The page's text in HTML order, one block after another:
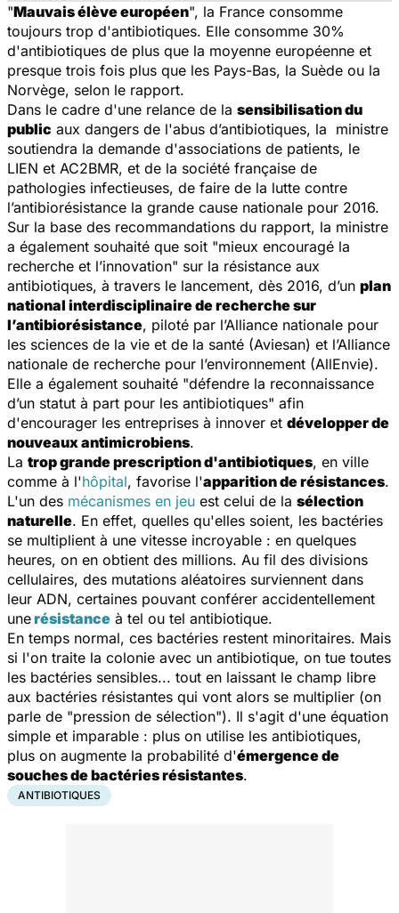
"Mauvais élève européen", la France consomme
toujours trop d'antibiotiques. Elle consomme 30%
d'antibiotiques de plus que la moyenne européenne et
presque trois fois plus que les Pays-Bas, la Suède ou la
Norvège, selon le rapport.
Dans le cadre d'une relance de la sensibilisation du
public aux dangers de l'abus d’antibiotiques, la ministre
soutiendra la demande d'associations de patients, le
LIEN et AC2BMR, et de la société française de
pathologies infectieuses, de faire de la lutte contre
l’antibiorésistance la grande cause nationale pour 2016.
Sur la base des recommandations du rapport, la ministre
a également souhaité que soit "mieux encouragé la
recherche et l’innovation" sur la résistance aux
antibiotiques, à travers le lancement, dès 2016, d’un plan
national interdisciplinaire de recherche sur
l’antibiorésistance, piloté par l’Alliance nationale pour
les sciences de la vie et de la santé (Aviesan) et l’Alliance
nationale de recherche pour l’environnement (AllEnvie).
Elle a également souhaité "défendre la reconnaissance
d’un statut à part pour les antibiotiques" afin
d'encourager les entreprises à innover et développer de
nouveaux antimicrobiens.
La trop grande prescription d'antibiotiques, en ville
comme à l'hôpital, favorise l'apparition de résistances.
L'un des mécanismes en jeu est celui de la sélection
naturelle. En effet, quelles qu'elles soient, les bactéries
se multiplient à une vitesse incroyable : en quelques
heures, on en obtient des millions. Au fil des divisions
cellulaires, des mutations aléatoires surviennent dans
leur ADN, certaines pouvant conférer accidentellement
unerésistance à tel ou tel antibiotique.
En temps normal, ces bactéries restent minoritaires. Mais
si l'on traite la colonie avec un antibiotique, on tue toutes
les bactéries sensibles... tout en laissant le champ libre
aux bactéries résistantes qui vont alors se multiplier (on
parle de "pression de sélection"). Il s'agit d'une équation
simple et imparable : plus on utilise les antibiotiques,
plus on augmente la probabilité d'émergence de
souches de bactéries résistantes.
ANTIBIOTIQUES